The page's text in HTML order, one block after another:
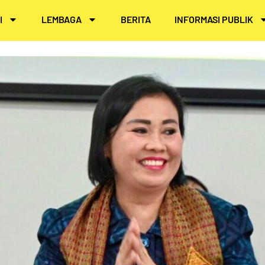
LEMBAGA BERITA INFORMASI PUBLIK